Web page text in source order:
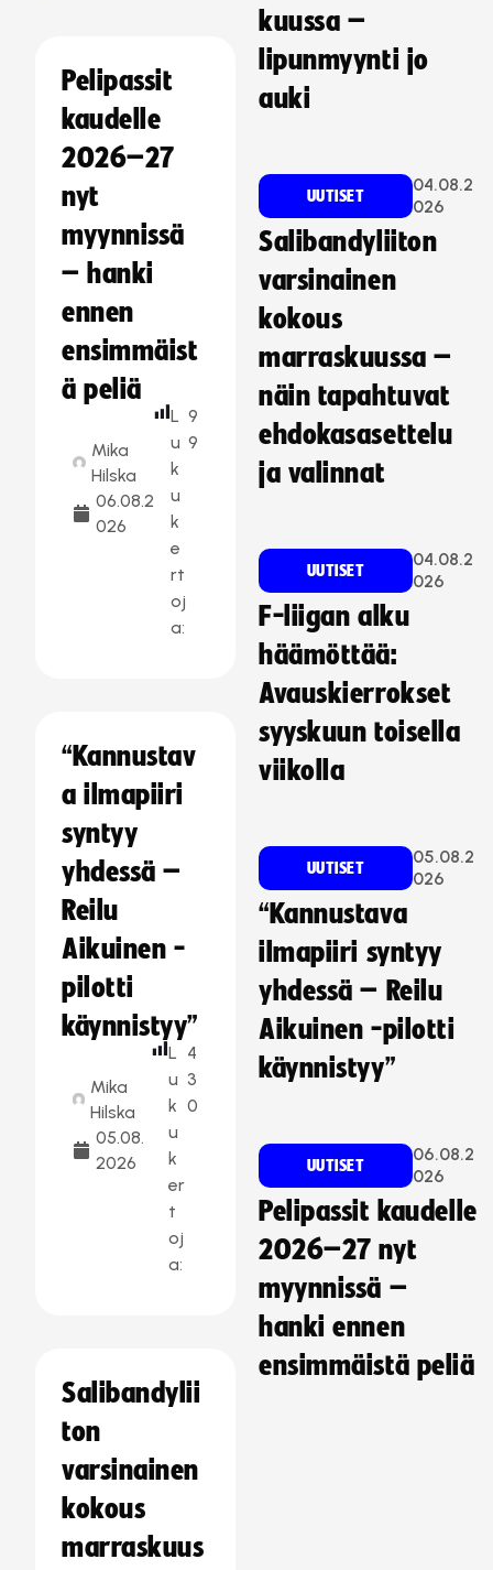
Pelipassit
kaudelle
2026–27
nyt
myynnissä
– hanki
ennen
ensimmäist
ä peliä
Mika
Hilska
06.08.2
026
L
u
k
u
k
e
rt
oj
a:
9
9
“Kannustav
a ilmapiiri
syntyy
yhdessä –
Reilu
Aikuinen -
pilotti
käynnistyy”
Mika
Hilska
05.08.
2026
L
u
k
u
k
er
t
oj
a:
4
3
0
Salibandylii
ton
varsinainen
kokous
marraskuus
kuussa –
lipunmyynti jo
auki
UUTISET
04.08.2
026
Salibandyliiton
varsinainen
kokous
marraskuussa –
näin tapahtuvat
ehdokasasettelu
ja valinnat
UUTISET
04.08.2
026
F-liigan alku
häämöttää:
Avauskierrokset
syyskuun toisella
viikolla
UUTISET
05.08.2
026
“Kannustava
ilmapiiri syntyy
yhdessä – Reilu
Aikuinen -pilotti
käynnistyy”
UUTISET
06.08.2
026
Pelipassit kaudelle
2026–27 nyt
myynnissä –
hanki ennen
ensimmäistä peliä